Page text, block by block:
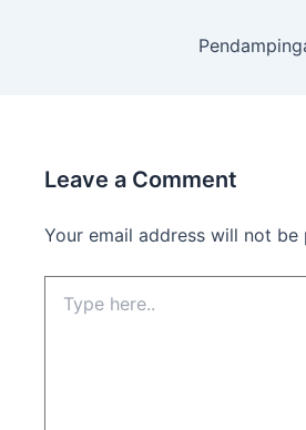
Leave a Comment
Your email address will not be